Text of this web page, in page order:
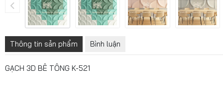
Thông tin sản phẩm Bình luận
GẠCH 3D BÊ TÔNG K-521